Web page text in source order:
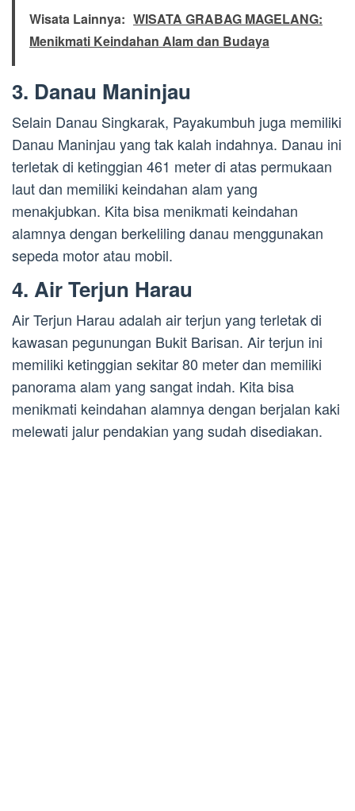
Wisata Lainnya: WISATA GRABAG MAGELANG:
Menikmati Keindahan Alam dan Budaya
3. Danau Maninjau
Selain Danau Singkarak, Payakumbuh juga memiliki
Danau Maninjau yang tak kalah indahnya. Danau ini
terletak di ketinggian 461 meter di atas permukaan
laut dan memiliki keindahan alam yang
menakjubkan. Kita bisa menikmati keindahan
alamnya dengan berkeliling danau menggunakan
sepeda motor atau mobil.
4. Air Terjun Harau
Air Terjun Harau adalah air terjun yang terletak di
kawasan pegunungan Bukit Barisan. Air terjun ini
memiliki ketinggian sekitar 80 meter dan memiliki
panorama alam yang sangat indah. Kita bisa
menikmati keindahan alamnya dengan berjalan kaki
melewati jalur pendakian yang sudah disediakan.